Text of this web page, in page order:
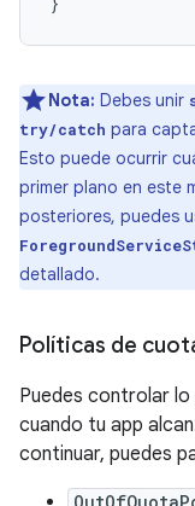
Nota: Debes unir
try/catch para
Esto puede ocurrir
primer plano en este
posteriores, puedes
detallado.
Políticas de
Puedes controlar
cuando tu app
continuar, puedes